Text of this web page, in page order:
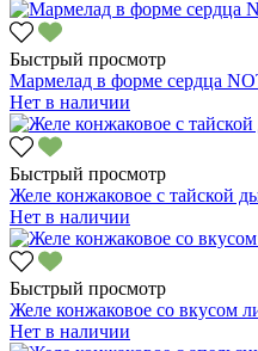
Быстрый просмотр
Мармелад в форме сердца
Нет в наличии
Быстрый просмотр
Желе конжаковое с тайской
Нет в наличии
Быстрый просмотр
Желе конжаковое со вкусом
Нет в наличии